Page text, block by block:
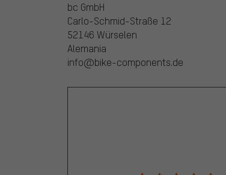
bc GmbH
Carlo-Schmid-Straße 12
52146 Würselen
Alemania
info@bike-components.de